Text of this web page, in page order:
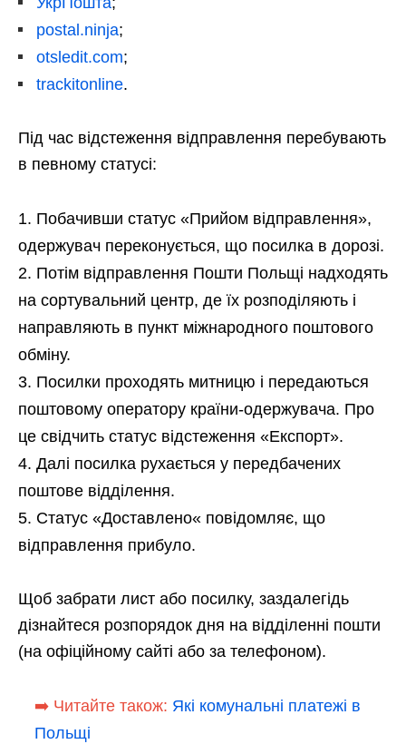
postal.ninja;
otsledit.com;
trackitonline.
Під час відстеження відправлення перебувають
в певному статусі:
Побачивши статус «Прийом відправлення»,
одержувач переконується, що посилка в дорозі.
Потім відправлення Пошти Польщі надходять
на сортувальний центр, де їх розподіляють і
направляють в пункт міжнародного поштового
обміну.
Посилки проходять митницю і передаються
поштовому оператору країни-одержувача. Про
це свідчить статус відстеження «Експорт».
Далі посилка рухається у передбачених
поштове відділення.
Статус «Доставлено« повідомляє, що
відправлення прибуло.
Щоб забрати лист або посилку, заздалегідь
дізнайтеся розпорядок дня на відділенні пошти
(на офіційному сайті або за телефоном).
➡️ Читайте також: Які комунальні платежі в
Польщі